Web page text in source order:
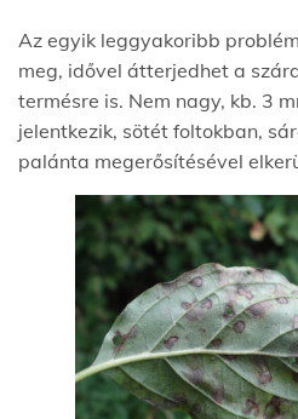
Az egyik leggyakoribb
meg, idővel átterjedhet a
termésre is. Nem nagy, kb. 3
jelentkezik, sötét foltokban,
palánta megerősítésével